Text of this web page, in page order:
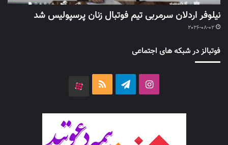
نیلوفر اردلان سرمربی تیم فوتبال زنان پرسپولیس شد
2026-08-02
فوتبالز در شبکه های اجتماعی
اینستاگرامتلگرام خوراک